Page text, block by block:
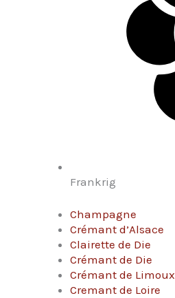
Frankrig
Champagne
Crémant d’Alsace
Clairette de Die
Crémant de Die
Crémant de Limoux
Cremant de Loire